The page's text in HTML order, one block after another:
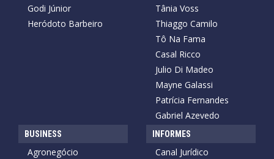
Godi Júnior
Heródoto Barbeiro
Tânia Voss
Thiaggo Camilo
Tô Na Fama
Casal Ricco
Julio Di Madeo
Mayne Galassi
Patrícia Fernandes
Gabriel Azevedo
BUSINESS
Agronegócio
INFORMES
Canal Jurídico